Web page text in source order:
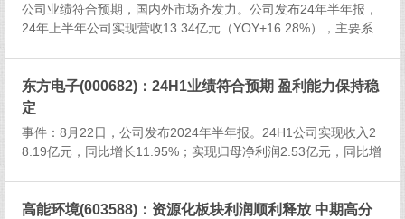
公司业绩符合预期，国内外市场齐发力。公司发布24年半年报，
24年上半年公司实现营收13.34亿元（YOY+16.28%），主要系
东方电子(000682)：24H1业绩符合预期 盈利能力保持稳
定
事件：8月22日，公司发布2024年半年报。24H1公司实现收入2
8.19亿元，同比增长11.95%；实现归母净利润2.53亿元，同比增
高能环境(603588)：资源化板块利润顺利释放 中期高分